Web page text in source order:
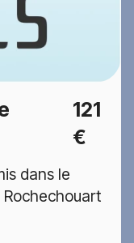
121
€
dans le